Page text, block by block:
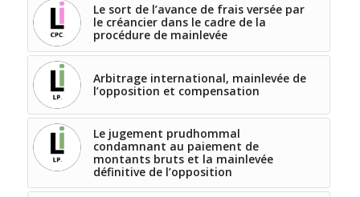
Le sort de l’avance de frais versée par
le créancier dans le cadre de la
procédure de mainlevée
Arbitrage international, mainlevée de
l’opposition et compensation
Le jugement prudhommal
condamnant au paiement de
montants bruts et la mainlevée
définitive de l’opposition